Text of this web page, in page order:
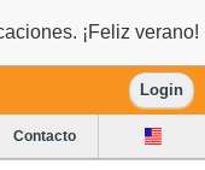
¡Feliz verano!
Login
Contacto